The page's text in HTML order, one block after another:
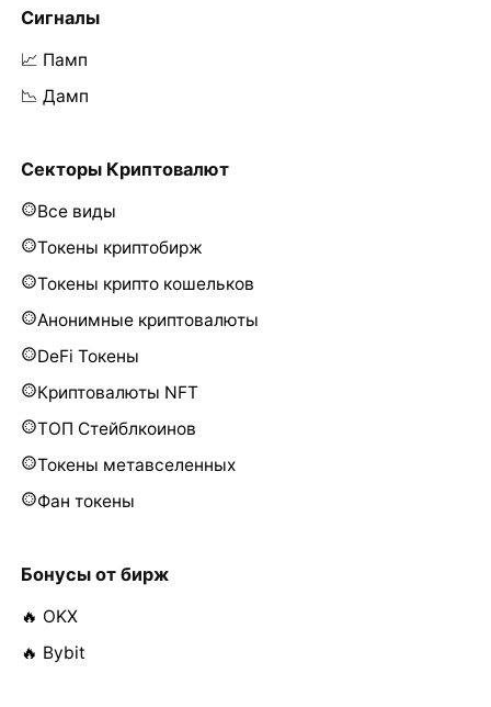
Сигналы
📈 Памп
📉 Дамп
Секторы Криптовалют
Все виды
Токены криптобирж
Токены крипто кошельков
Анонимные криптовалюты
DeFi Токены
Криптовалюты NFT
ТОП Стейблкоинов
Токены метавселенных
Фан токены
Бонусы от бирж
🔥 OKX
🔥 Bybit